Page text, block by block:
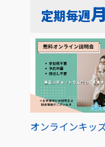
定期毎週
オンラインキッ